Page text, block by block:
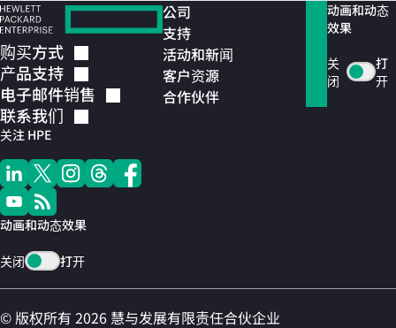
购买方式
产品支持
电子邮件销售
联系我们
关注 HPE
动画和动态效果
关闭 打开
公司
支持
活动和新闻
客户资源
合作伙伴
动画和动态
效果
关
闭
打
开
© 版权所有 2026 慧与发展有限责任合伙企业